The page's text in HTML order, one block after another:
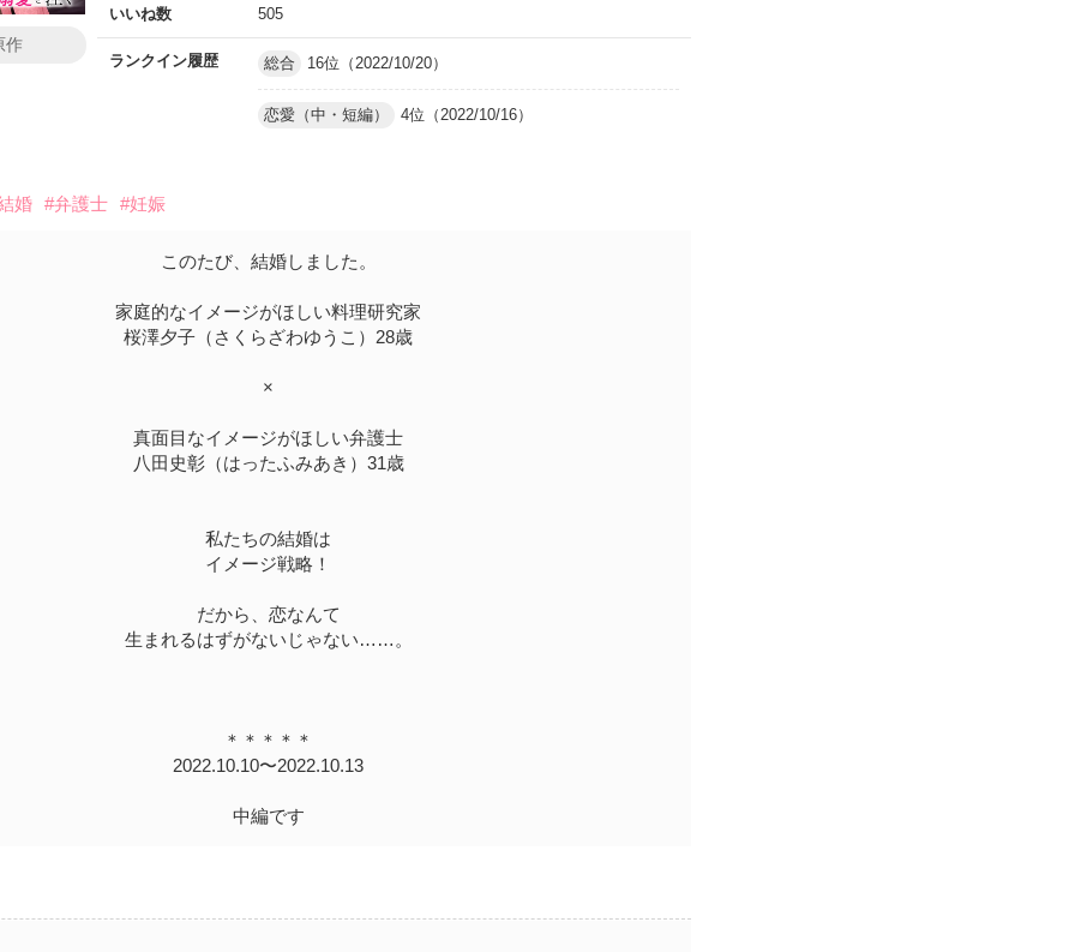
作
いいね数 505
ランクイン履歴 総合 16位（2022/10/20）
恋愛（中・短編） 4位（2022/10/16）
婚 #弁護士 #妊娠
このたび、結婚しました。
家庭的なイメージがほしい料理研究家
桜澤夕子（さくらざわゆうこ）28歳
×
真面目なイメージがほしい弁護士
八田史彰（はったふみあき）31歳
私たちの結婚は
イメージ戦略！
だから、恋なんて
生まれるはずがないじゃない……。
＊＊＊＊＊
2022.10.10〜2022.10.13
中編です